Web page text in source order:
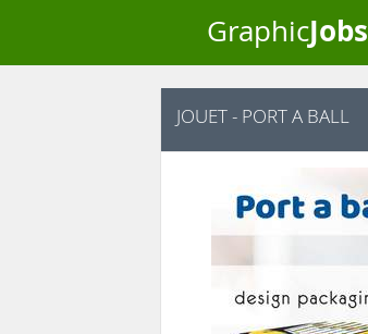
GraphicJobs
JOUET - PORT A BALL